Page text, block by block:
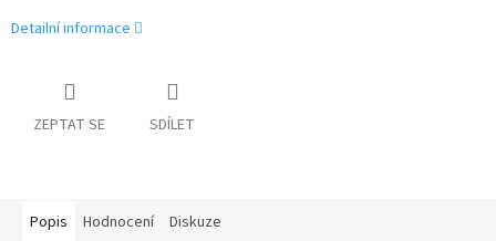
Detailní informace
ZEPTAT SE SDÍLET
Popis Hodnocení Diskuze